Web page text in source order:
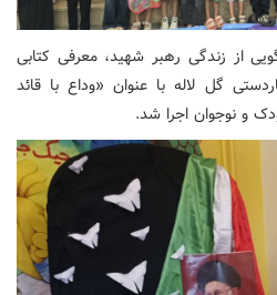
از زندگی رهبر شهید، معرفی کتابی
گل لاله با عنوان «وداع با قائد